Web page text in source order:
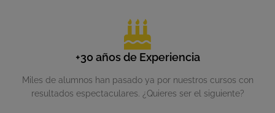
+30 años de Experiencia
Miles de alumnos han pasado ya por nuestros cursos con
resultados espectaculares. ¿Quieres ser el siguiente?